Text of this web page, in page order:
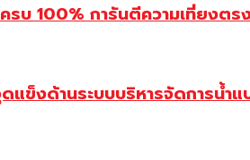
บ 100% การันตีความเที่ยงตร
แข็งด้านระบบบริหารจัดการน้